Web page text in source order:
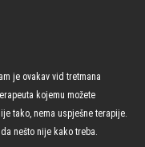
je ovakav vid tretmana
kojemu možete
tako, nema uspješne terapije.
nešto nije kako treba.